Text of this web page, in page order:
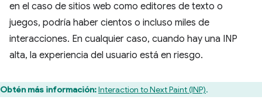
en el caso de sitios web como editores de texto o
juegos, podría haber cientos o incluso miles de
interacciones. En cualquier caso, cuando hay una INP
alta, la experiencia del usuario está en riesgo.
Obtén más información:Interaction to Next Paint (INP).